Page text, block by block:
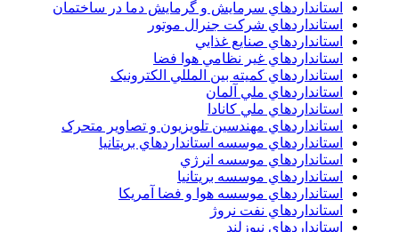
استانداردهاي سرمايش و گرمايش دما در ساختمان
استانداردهاي شرکت جنرال موتور
استانداردهاي صنايع غذايي
استانداردهاي غير نظامي هوا فضا
استانداردهاي کميته بين المللي الکترونيک
استانداردهاي ملي آلمان
استانداردهاي ملي کانادا
استانداردهاي مهندسين تلويزيون و تصاوير متحرک
استانداردهاي موسسه استانداردهاي بريتانيا
استانداردهاي موسسه انرژي
استانداردهاي موسسه بريتانيا
استانداردهاي موسسه هوا و فضا آمريکا
استانداردهاي نفت نروژ
استانداردهاي نيوزلند